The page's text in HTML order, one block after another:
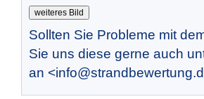
Sollten Sie Probleme mit
Sie uns diese gerne auch
an